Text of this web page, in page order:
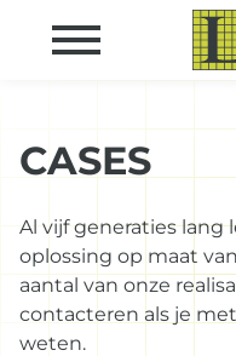
CASES
Al vijf generaties lang
oplossing op maat
aantal van onze
contacteren als je
weten.